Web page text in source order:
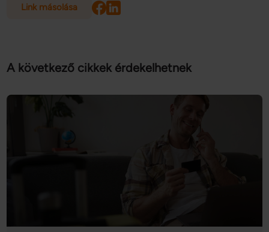
Link másolása
A következő cikkek érdekelhetnek